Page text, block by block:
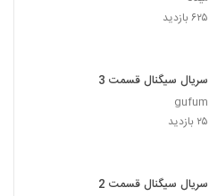
۶۲۵ بازدید
سریال سیگنال قسمت 3
gufum
۲۵ بازدید
سریال سیگنال قسمت 2